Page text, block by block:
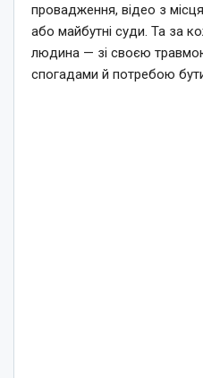
провадження, відео з
або майбутні суди. Та за
людина — зі своєю
спогадами й потребою